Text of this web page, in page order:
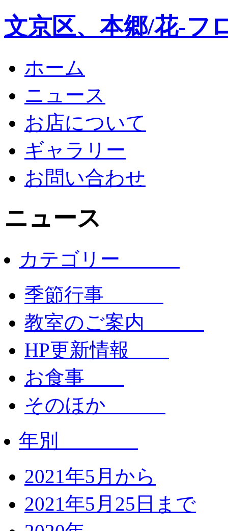
文京区、本郷/花-フ
ホーム
ニュース
お店について
ギャラリー
お問い合わせ
ニュース
カテゴリー
季節行事
教室のご案内
HP更新情報
お食事
そのほか
年別
2021年5月から
2021年5月25日まで